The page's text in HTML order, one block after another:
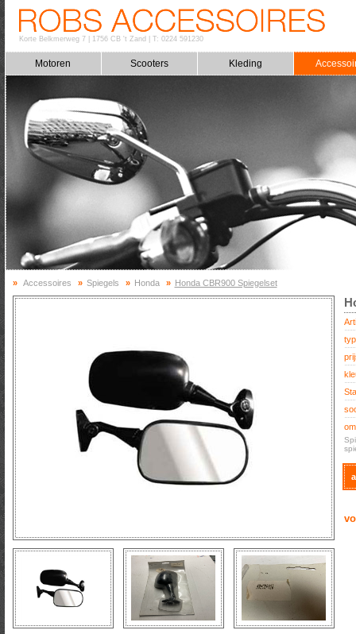
Korte Belkmerweg 7| 1756 CB 't Zand T: 0224 591230
Motoren Scooters Kleding
» Accessoires » Spiegels » Honda » Honda CBR900 Spiegelset